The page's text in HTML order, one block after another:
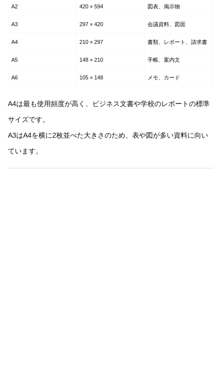
A2 420 × 594 図表、掲示物
A3 297 × 420 会議資料、図面
A4 210 × 297 書類、レポート、請求書
A5 148 × 210 手帳、案内文
A6 105 × 148 メモ、カード
A4は最も使用頻度が高く、ビジネス文書や学校のレポートの標準
サイズです。
A3はA4を横に2枚並べた大きさのため、表や図が多い資料に向い
ています。